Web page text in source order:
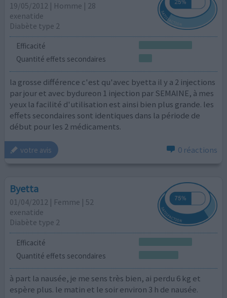
19/05/2012 | Homme | 28
exenatide
Diabète type 2
Efficacité
Quantité effets secondaires
la grosse différence c'est qu'avec byetta il y a 2 injections
par jour et avec bydureon 1 injection par SEMAINE, à mes
yeux la facilité d'utilisation est ainsi bien plus grande. les
effets secondaires sont identiques dans la période de
début pour les 2 médicaments.
votre avis 0 réactions
Byetta
01/04/2012 | Femme | 52
exenatide
Diabète type 2
Efficacité
Quantité effets secondaires
à part la nausée, je me sens très bien, ai perdu 6 kg et
espère plus. le matin et le soir environ 3 h de nausée.